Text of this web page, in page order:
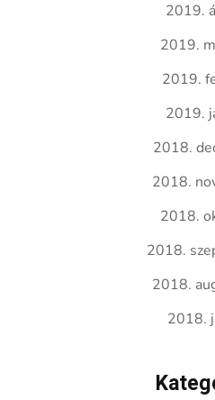
2019.
2019.
2019.
2019.
2018.
2018.
2018.
2018.
2018.
2018.